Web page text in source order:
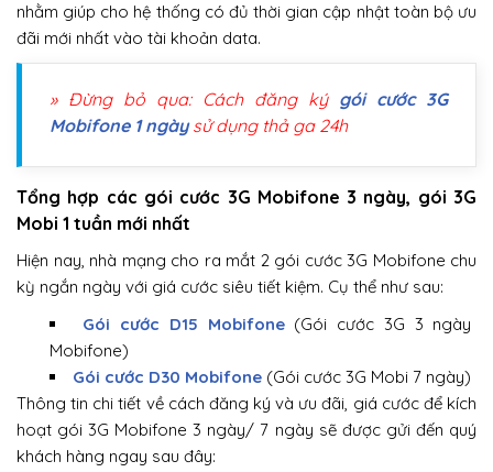
nhằm giúp cho hệ thống có đủ thời gian cập nhật toàn bộ ưu
đãi mới nhất vào tài khoản data.
» Đừng bỏ qua: Cách đăng ký gói cước 3G
Mobifone 1 ngày sử dụng thả ga 24h
Tổng hợp các gói cước 3G Mobifone 3 ngày, gói 3G
Mobi 1 tuần mới nhất
Hiện nay, nhà mạng cho ra mắt 2 gói cước 3G Mobifone chu
kỳ ngắn ngày với giá cước siêu tiết kiệm. Cụ thể như sau:
Gói cước D15 Mobifone(Gói cước 3G 3 ngày
Mobifone)
Gói cước D30 Mobifone (Gói cước 3G Mobi 7 ngày)
Thông tin chi tiết về cách đăng ký và ưu đãi, giá cước để kích
hoạt gói 3G Mobifone 3 ngày/ 7 ngày sẽ được gửi đến quý
khách hàng ngay sau đây: